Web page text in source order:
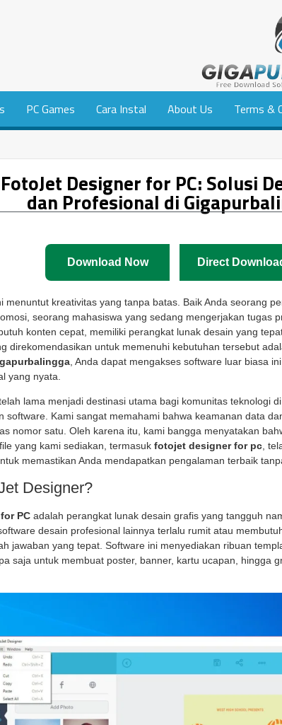
PC Games Cara Instal About Us Terms &
Designer for PC: Solusi
dan Profesional di
Download Now Direct
menuntut kreativitas yang tanpa batas. Baik Anda seorang
seorang mahasiswa yang sedang mengerjakan tugas
konten cepat, memiliki perangkat lunak desain yang
direkomendasikan untuk memenuhi kebutuhan tersebut
, Anda dapat mengakses software luar biasa
yang nyata.
lama menjadi destinasi utama bagi komunitas teknologi
software. Kami sangat memahami bahwa keamanan data
nomor satu. Oleh karena itu, kami bangga menyatakan
yang kami sediakan, termasuk fotojet designer for pc,
memastikan Anda mendapatkan pengalaman terbaik
Designer?
PC adalah perangkat lunak desain grafis yang tangguh
desain profesional lainnya terlalu rumit atau
jawaban yang tepat. Software ini menyediakan ribuan
saja untuk membuat poster, banner, kartu ucapan, hingga